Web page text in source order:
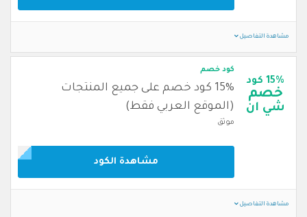
مشاهدة التفاصيل
15% كود
خصم
شي ان
كود خصم
15% كود خصم على جميع المنتجات
(الموقع العربي فقط)
موثق
مشاهدة الكود
مشاهدة التفاصيل